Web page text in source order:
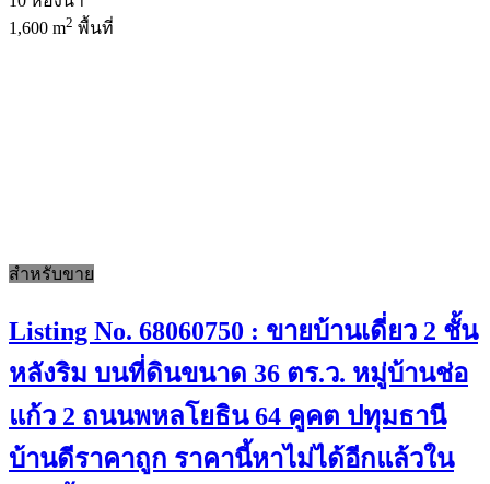
1,600 m2 พื้นที่
สำหรับขาย
Listing No. 68060750 : ขายบ้านเดี่ยว 2 ชั้น
หลังริม บนที่ดินขนาด 36 ตร.ว. หมู่บ้านช่อ
แก้ว 2 ถนนพหลโยธิน 64 คูคต ปทุมธานี
บ้านดีราคาถูก ราคานี้หาไม่ได้อีกแล้วใน